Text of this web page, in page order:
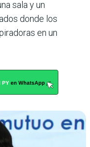
sala y un
donde los
en un